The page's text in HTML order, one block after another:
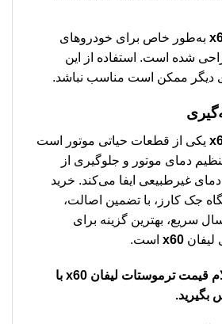
به‌طور خاص برای خودروهای
شده است. استفاده از این
دیگر ممکن است مناسب نباشد.
یکی از قطعات حیاتی موتور است
دمای موتور و جلوگیری از
غیرطبیعی ایفا می‌کند. خرید
جک کارز، با تضمین اصالت،
سریع، بهترین گزینه برای
لیفان x60 است.
قیمتترموستات لیفان x60
با
بگیرید.